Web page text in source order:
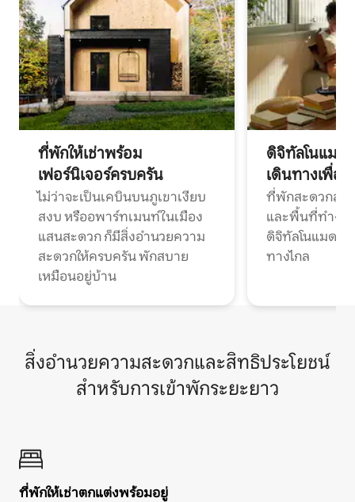
ที่พักให้เช่าพร้อม
เฟอร์นิเจอร์ครบครัน
ไม่ว่าจะเป็นเคบินบนภูเขาเงียบ
สงบ หรืออพาร์ทเมนท์ในเมือง
แสนสะดวก ก็มีสิ่งอำนวยความ
สะดวกให้ครบครัน พักสบาย
เหมือนอยู่บ้าน
ดิจิทัลโนแมด
เดินทางเพื่อ
ที่พักสะดวกสบ
และพื้นที่ทำงา
ดิจิทัลโนแมดแ
ทางไกล
สิ่งอำนวยความสะดวกและสิทธิประโยชน์
สำหรับการเข้าพักระยะยาว
ที่พักให้เช่าตกแต่งพร้อมอยู่